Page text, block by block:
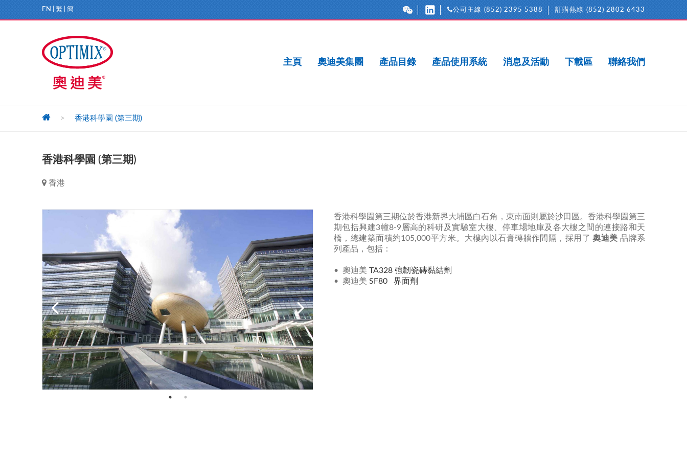
EN 繁 簡 公司主線 (852) 2395 5388 訂購熱線 (852) 2802 6433
主頁 奧迪美集團 產品目錄 產品使用系統 消息及活動 下載區 聯絡我們
> 香港科學園 (第三期)
香港科學園 (第三期)
香港
香港科學園第三期位於香港新界大埔區白石角，東南面則屬於沙田區。香港科學園第三
期包括興建3幢8-9層高的科研及實驗室大樓、停車場地庫及各大樓之間的連接路和天
橋，總建築面積約105,000平方米。大樓內以石膏磚牆作間隔，採用了奧迪美 ​ 品牌系
列產品，包括：
• 奧迪美 TA328 強韌瓷磚黏結劑
• 奧迪美 SF80 界面劑